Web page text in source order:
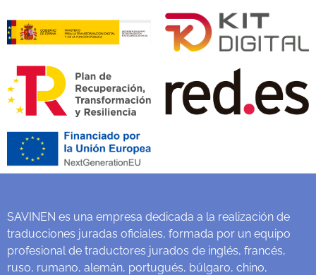
SAVINEN es una empresa dedicada a la realización de
traducciones juradas oficiales, formada por un equipo
profesional de traductores jurados de inglés, francés,
ruso, rumano, alemán, portugués, búlgaro, chino,